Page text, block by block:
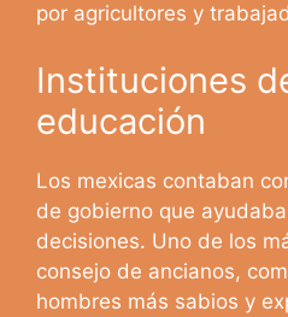
por agricultores y
Instituciones
educación
Los mexicas contaban
de gobierno que
decisiones. Uno de los
consejo de ancianos,
hombres más sabios y